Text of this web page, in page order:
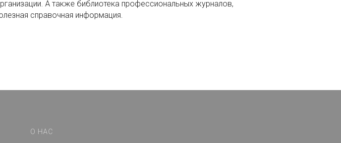
А также библиотека профессиональных журналов,
справочная информация.
О НАС